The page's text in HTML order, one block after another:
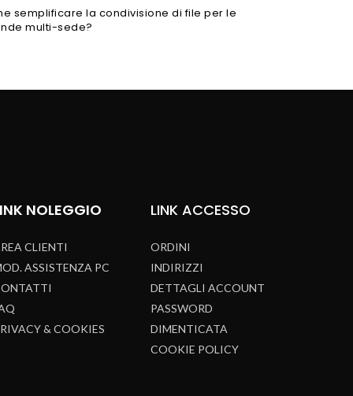
semplificare la condivisione di file per le
multi-sede?
NOLEGGIO
CLIENTI
ASSISTENZA PC
& COOKIES
LINK ACCESSO
ORDINI
INDIRIZZI
DETTAGLI ACCOUNT
PASSWORD
DIMENTICATA
COOKIE POLICY